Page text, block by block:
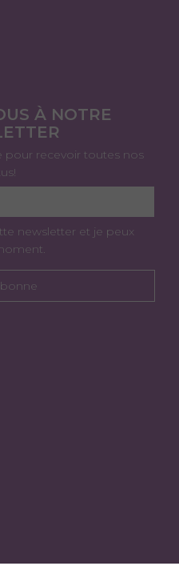
À NOTRE
pour recevoir toutes nos
newsletter et je peux